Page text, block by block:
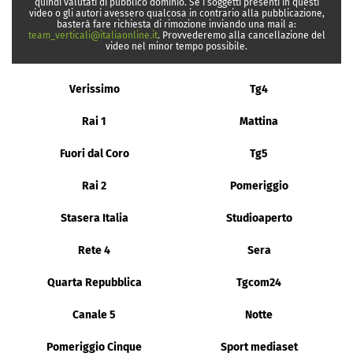
quindi valutati di pubblico dominio. Se i soggetti presenti in questi
video o gli autori avessero qualcosa in contrario alla pubblicazione,
basterà fare richiesta di rimozione inviando una mail a:
team_verticali@italiaonline.it. Provvederemo alla cancellazione del
video nel minor tempo possibile.
Verissimo Tg4
Rai 1 Mattina
Fuori dal Coro Tg5
Rai 2 Pomeriggio
Stasera Italia Studioaperto
Rete 4 Sera
Quarta Repubblica Tgcom24
Canale 5 Notte
Pomeriggio Cinque Sport mediaset